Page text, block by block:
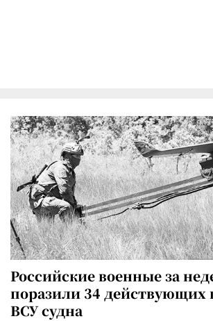
Российские военные за
поразили 34 действующих
ВСУ судна